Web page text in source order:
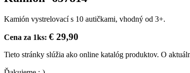
Kamión vystrelovací s 10 autičkami, vhodný od 3+.
Cena za 1ks: € 29,90
Tieto stránky slúžia ako online katalóg produktov. O